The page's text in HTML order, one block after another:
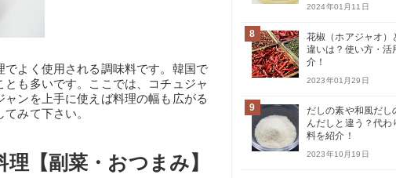
よく使用される調味料です。韓国で
も多いです。ここでは、コチュジャ
ンを上手に使えば料理の幅も広がる
みて下さい。
【副菜・おつまみ】
2024年01月11日
8
花椒（ホアジャオ）
違いは？使い方・活
介！
2023年01月29日
9
だしの素や和風だし
んだしと違う？代わ
料を紹介！
2023年10月19日